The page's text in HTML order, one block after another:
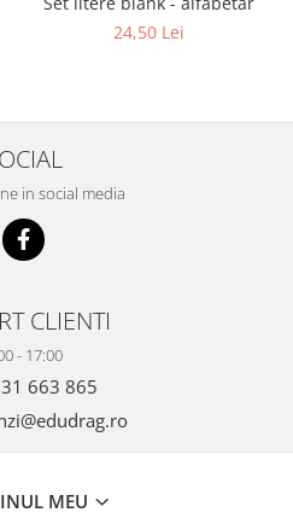
24,50 Lei
in social media
CLIENTI
- 17:00
663 865
MEU